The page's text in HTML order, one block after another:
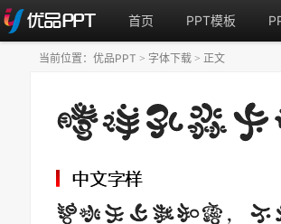
首页 PPT模板
当前位置： 优品PPT > 字体下载 > 正文